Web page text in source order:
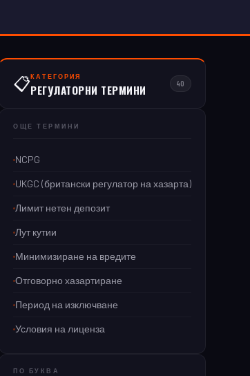
📋КАТЕГОРИЯ
РЕГУЛАТОРНИ ТЕРМИНИ 40
ОЩЕ ТЕРМИНИ
NCPG
UKGC (британски регулатор на хазарта)
Лимит нетен депозит
Лут кутии
Минимизиране на вредите
Отговорно хазартиране
Период на изключване
Условия на лиценза
ПО БУКВА